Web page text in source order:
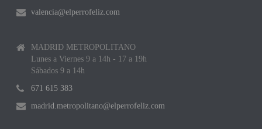
valencia@elperrofeliz.com
MADRID METROPOLITANO
Lunes a Viernes 9 a 14h - 17 a 19h
Sábados 9 a 14h
671 615 383
madrid.metropolitano@elperrofeliz.com